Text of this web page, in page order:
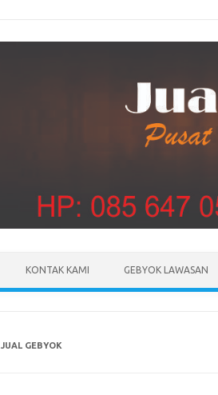
KONTAK KAMI GEBYOK LAWASAN
JUAL GEBYOK